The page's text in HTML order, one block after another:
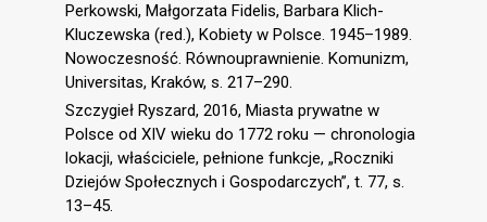
Perkowski, Małgorzata Fidelis, Barbara Klich-
Kluczewska (red.), Kobiety w Polsce. 1945–1989.
Nowoczesność. Równouprawnienie. Komunizm,
Universitas, Kraków, s. 217–290.
Szczygieł Ryszard, 2016, Miasta prywatne w
Polsce od XIV wieku do 1772 roku — chronologia
lokacji, właściciele, pełnione funkcje, „Roczniki
Dziejów Społecznych i Gospodarczych”, t. 77, s.
13–45.